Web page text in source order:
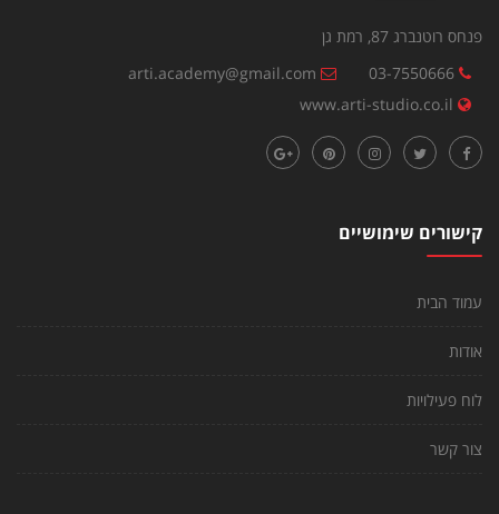
פנחס רוטנברג 87, רמת גן
03-7550666
arti.academy@gmail.com
www.arti-studio.co.il
קישורים שימושיים
עמוד הבית
אודות
לוח פעילויות
צור קשר